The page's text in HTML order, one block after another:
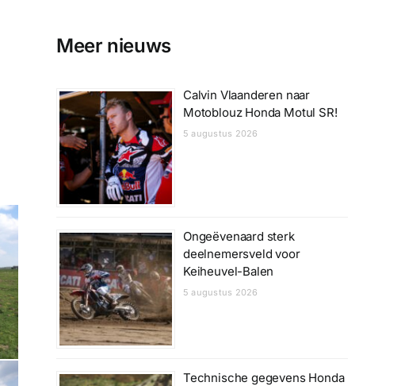
Meer nieuws
Calvin Vlaanderen naar
Motoblouz Honda Motul SR!
5 augustus 2026
Ongeëvenaard sterk
deelnemersveld voor
Keiheuvel-Balen
5 augustus 2026
Technische gegevens Honda